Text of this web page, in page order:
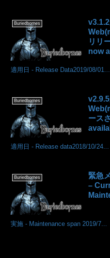
Buriedbornes
リリ
now
適用日 - Release Data2019/08/01...
Buriedbornes
ース
適用日 - Release data2018/10/24...
Buriedbornes
緊急
–
実施 - Maintenance span 2019/7...